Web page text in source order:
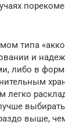
типа
и
либо в
легко
выше,